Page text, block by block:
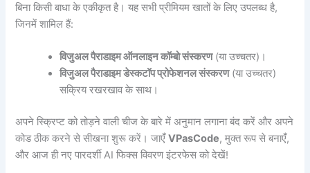
बिना किसी बाधा के एकीकृत है। यह सभी प्रीमियम खातों के लिए उपलब्ध है,
जिनमें शामिल हैं:
विजुअल पैराडाइम ऑनलाइन कॉम्बो संस्करण(या उच्चतर)।
विजुअल पैराडाइम डेस्कटॉप प्रोफेशनल संस्करण(या उच्चतर)
सक्रिय रखरखाव के साथ।
अपने स्क्रिप्ट को तोड़ने वाली चीज के बारे में अनुमान लगाना बंद करें और अपने
कोड ठीक करने से सीखना शुरू करें। जाएँVPasCode, मुक्त रूप से बनाएँ,
और आज ही नए पारदर्शी AI फिक्स विवरण इंटरफेस को देखें!